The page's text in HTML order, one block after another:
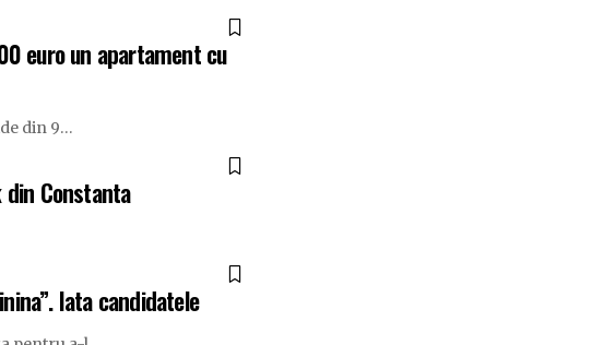
euro un apartament cu
din 9…
din Constanta
Iata candidatele